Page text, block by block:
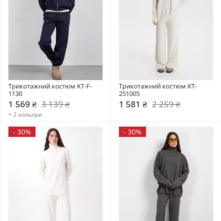
Трикотажний костюм KT-F-
1130
1 569 ₴ 3 139 ₴
+ 2 кольори
Трикотажний костюм KT-
251005
1 581 ₴ 2 259 ₴
- 30% - 30%